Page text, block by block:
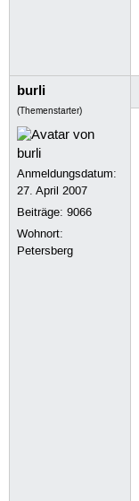
burli
(Themenstarter)
Anmeldungsdatum:
27. April 2007
Beiträge:9066
Wohnort:
Petersberg